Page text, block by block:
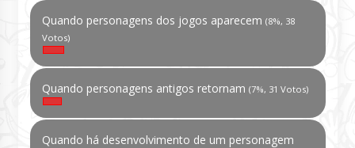
Quando personagens dos jogos aparecem (8%, 38
Votos)
Quando personagens antigos retornam (7%, 31 Votos)
Quando há desenvolvimento de um personagem